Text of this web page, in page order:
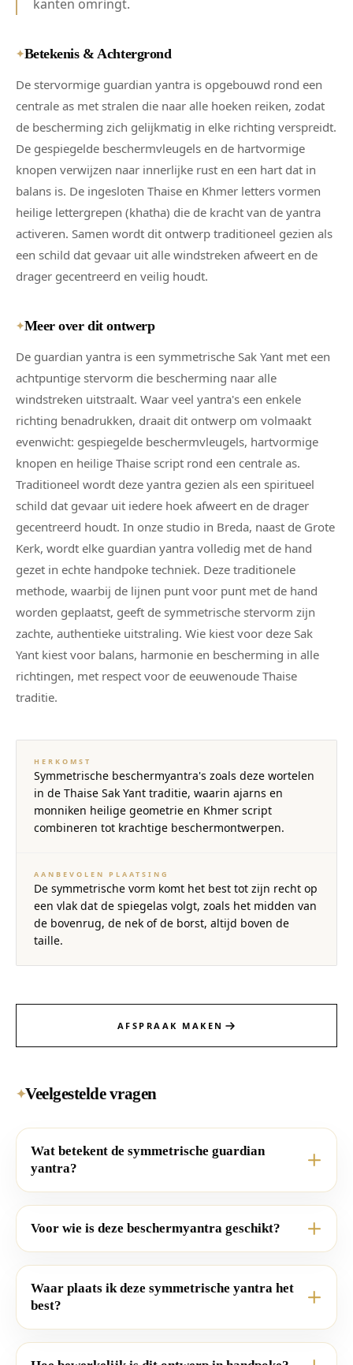
kanten omringt.
✦Betekenis & Achtergrond
De stervormige guardian yantra is opgebouwd rond een
centrale as met stralen die naar alle hoeken reiken, zodat
de bescherming zich gelijkmatig in elke richting verspreidt.
De gespiegelde beschermvleugels en de hartvormige
knopen verwijzen naar innerlijke rust en een hart dat in
balans is. De ingesloten Thaise en Khmer letters vormen
heilige lettergrepen (khatha) die de kracht van de yantra
activeren. Samen wordt dit ontwerp traditioneel gezien als
een schild dat gevaar uit alle windstreken afweert en de
drager gecentreerd en veilig houdt.
✦Meer over dit ontwerp
De guardian yantra is een symmetrische Sak Yant met een
achtpuntige stervorm die bescherming naar alle
windstreken uitstraalt. Waar veel yantra's een enkele
richting benadrukken, draait dit ontwerp om volmaakt
evenwicht: gespiegelde beschermvleugels, hartvormige
knopen en heilige Thaise script rond een centrale as.
Traditioneel wordt deze yantra gezien als een spiritueel
schild dat gevaar uit iedere hoek afweert en de drager
gecentreerd houdt. In onze studio in Breda, naast de Grote
Kerk, wordt elke guardian yantra volledig met de hand
gezet in echte handpoke techniek. Deze traditionele
methode, waarbij de lijnen punt voor punt met de hand
worden geplaatst, geeft de symmetrische stervorm zijn
zachte, authentieke uitstraling. Wie kiest voor deze Sak
Yant kiest voor balans, harmonie en bescherming in alle
richtingen, met respect voor de eeuwenoude Thaise
traditie.
HERKOMST
Symmetrische beschermyantra's zoals deze wortelen
in de Thaise Sak Yant traditie, waarin ajarns en
monniken heilige geometrie en Khmer script
combineren tot krachtige beschermontwerpen.
AANBEVOLEN PLAATSING
De symmetrische vorm komt het best tot zijn recht op
een vlak dat de spiegelas volgt, zoals het midden van
de bovenrug, de nek of de borst, altijd boven de
taille.
AFSPRAAK MAKEN
✦Veelgestelde vragen
Wat betekent de symmetrische guardian
yantra?
Voor wie is deze beschermyantra geschikt?
Waar plaats ik deze symmetrische yantra het
best?